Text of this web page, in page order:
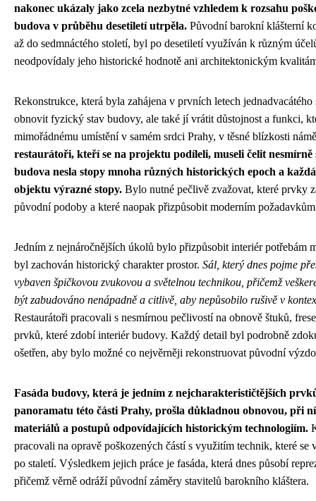
nakonec ukázaly jako zcela nezbytné vzhledem k rozsahu
budova v průběhu desetiletí utrpěla. Původní barokní klášterní
až do sedmnáctého století, byl po desetiletí využíván k různým
neodpovídaly jeho historické hodnotě ani architektonickým
Rekonstrukce, která byla zahájena v prvních letech
obnovit fyzický stav budovy, ale také jí vrátit důstojnost a funkci,
mimořádnému umístění v samém srdci Prahy, v těsné blízkosti
restaurátoři, kteří se na projektu podíleli, museli čelit nesmírně
budova nesla stopy mnoha různých historických epoch a
objektu výrazné stopy. Bylo nutné pečlivě zvažovat, které prvky
původní podoby a které naopak přizpůsobit moderním
Jedním z nejnáročnějších úkolů bylo přizpůsobit interiér potřebám
byl zachován historický charakter prostor. Sál, který dnes pojme
vybaven špičkovou zvukovou a světelnou technikou, přičemž
být zabudováno nenápadně a citlivě, aby nepůsobilo rušivě v
Restaurátoři pracovali s nesmírnou pečlivostí na obnově štuků,
prvků, které zdobí interiér budovy. Každý detail byl podrobně
ošetřen, aby bylo možné co nejvěrněji rekonstruovat původní
Fasáda budovy, která je jedním z nejcharakterističtějších
panoramatu této části Prahy, prošla důkladnou obnovou, při
materiálů a postupů odpovídajících historickým technologiím.
pracovali na opravě poškozených částí s využitím technik, které se
po staletí. Výsledkem jejich práce je fasáda, která dnes působí
přičemž věrně odráží původní záměry stavitelů barokního kláštera.